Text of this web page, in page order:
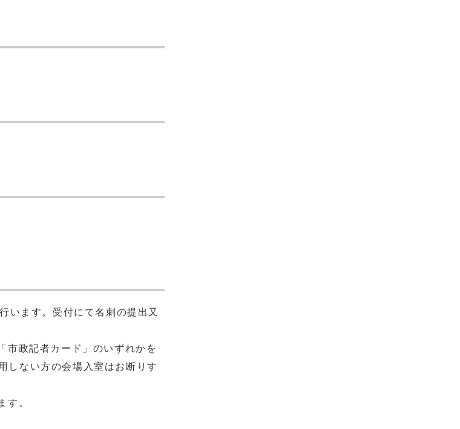
います。受付にて名刺の提出又
市政記者カード」のいずれかを
しない方の会場入室はお断りす
す。